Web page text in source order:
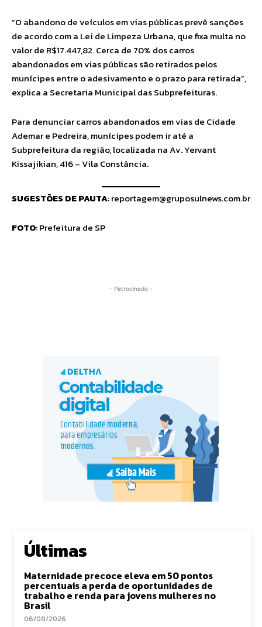
“O abandono de veículos em vias públicas prevê sanções
de acordo com a Lei de Limpeza Urbana, que fixa multa no
valor de R$17.447,82. Cerca de 70% dos carros
abandonados em vias públicas são retirados pelos
munícipes entre o adesivamento e o prazo para retirada”,
explica a Secretaria Municipal das Subprefeituras.
Para denunciar carros abandonados em vias de Cidade
Ademar e Pedreira, munícipes podem ir até a
Subprefeitura da região, localizada na Av. Yervant
Kissajikian, 416 – Vila Constância.
SUGESTÕES DE PAUTA:reportagem@gruposulnews.com.br
FOTO: Prefeitura de SP
- Patrocinado -
Últimas
Maternidade precoce eleva em 50 pontos
percentuais a perda de oportunidades de
trabalho e renda para jovens mulheres no
Brasil
06/08/2026